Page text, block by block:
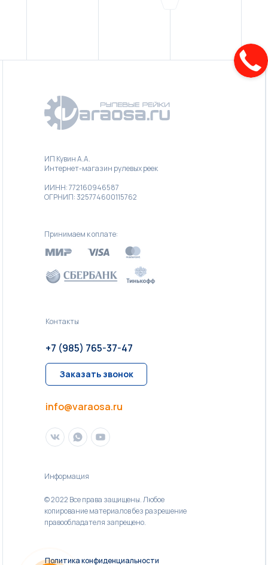
Принимаем к оплате:
Контакты
ИП Кувин А.А.
Интернет-магазин рулевых реек
ИИНН: 772160946587
ОГРНИП: 325774600115762
© 2022 Все права защищены. Любое
копирование материалов без разрешение
правообладателя запрещено.
Информация
info@varaosa.ru
+7 (985) 765-37-47
Заказать звонок
Политика конфиденциальности